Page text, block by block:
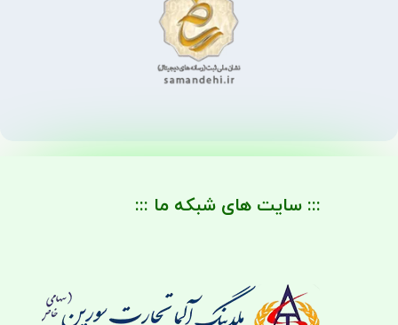
::: سایت های شبکه ما :::